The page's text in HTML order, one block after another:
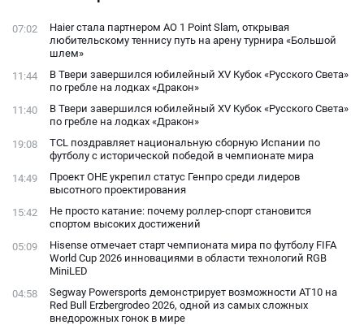
фанатами
07:02
Haier стала партнером AO 1 Point Slam, открывая
любительскому теннису путь на арену турнира «Большой
шлем»
11:44
В Твери завершился юбилейный XV Кубок «Русского Света»
по гребле на лодках «Дракон»
11:40
В Твери завершился юбилейный XV Кубок «Русского Света»
по гребле на лодках «Дракон»
19:08
TCL поздравляет национальную сборную Испании по
футболу с исторической победой в чемпионате мира
14:49
Проект ОНЕ укрепил статус Генпро среди лидеров
высотного проектирования
15:42
Не просто катание: почему роллер-спорт становится
спортом высоких достижений
05:09
Hisense отмечает старт чемпионата мира по футболу FIFA
World Cup 2026 инновациями в области технологий RGB
MiniLED
04:58
Segway Powersports демонстрирует возможности AT10 на
Red Bull Erzbergrodeo 2026, одной из самых сложных
внедорожных гонок в мире